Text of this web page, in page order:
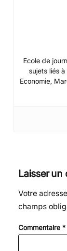
Ecole de
sujets liés
Economie,
Laisser un
Votre
champs
Commentaire *